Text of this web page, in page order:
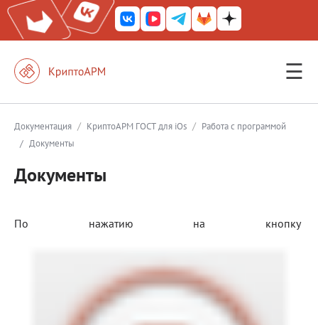
☰
КриптоАРМ
КриптоАРМ ID
КриптоАРМ для 1С-Битрикс
Документация / КриптоАРМ ГОСТ для iOs / Работа с программой
/ Документы
Документы
По нажатию на кнопку